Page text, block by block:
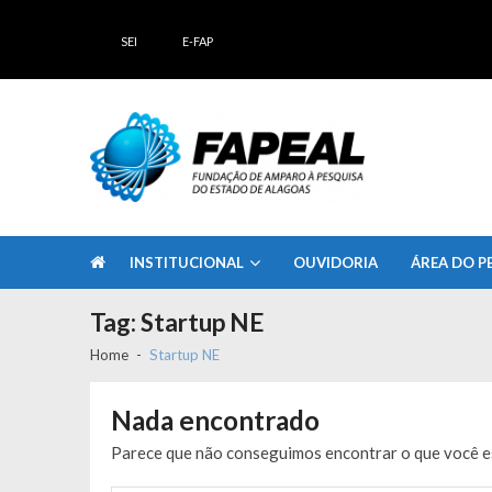
SEI E-FAP
INSTITUCIONAL OUVIDORIA ÁREA DO
Tag:Startup NE
Home Startup NE
Nada encontrado
Parece que não conseguimos encontrar o que você